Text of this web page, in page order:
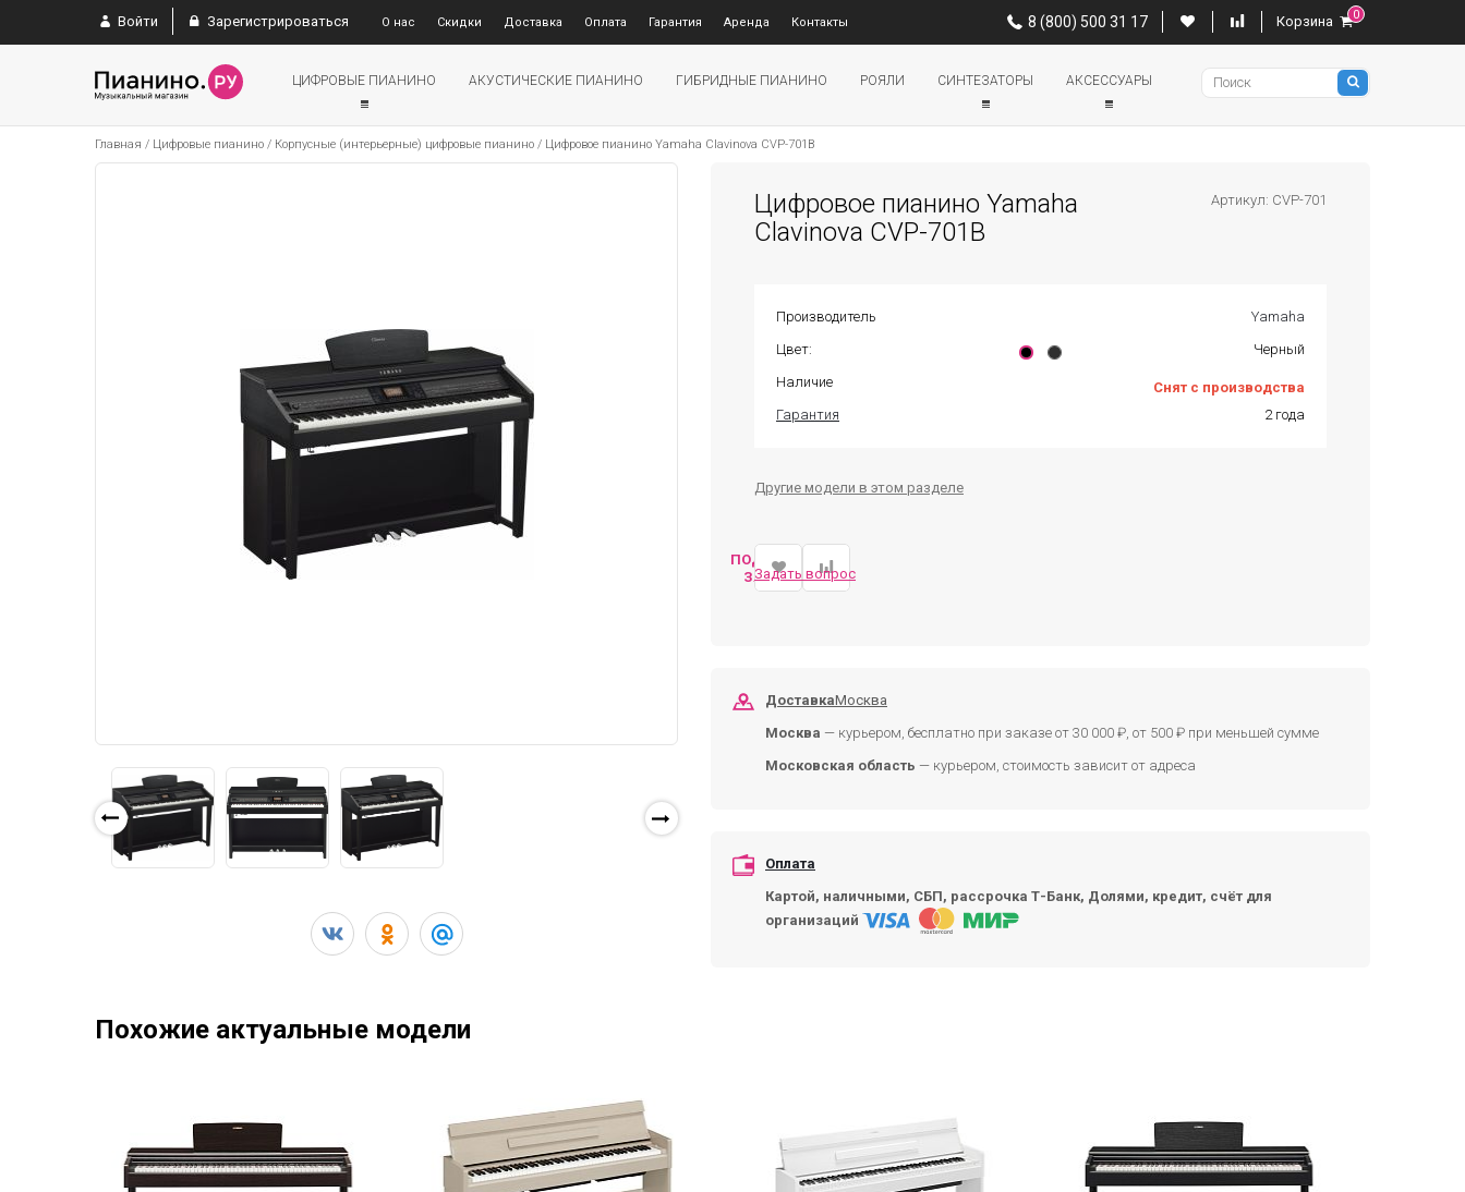
8 (800) 500 31 17 Корзина
Pianino
Войти Зарегистрироваться О нас Скидки Доставка Оплата Гарантия Аренда Контакты 8 (800) 500 31 17 Корзина 0
ЦИФРОВЫЕ ПИАНИНО АКУСТИЧЕСКИЕ ПИАНИНО ГИБРИДНЫЕ ПИАНИНО РОЯЛИ СИНТЕЗАТОРЫ АКСЕССУАРЫ
Главная / Цифровые пианино / Корпусные (интерьерные) цифровые пианино / Цифровое пианино Yamaha Clavinova CVP-701B
Цифровое пианино Yamaha
Clavinova CVP-701B
Артикул: CVP-701
Производитель
Yamaha
Цвет:
Черный
Наличие
Снят с производства
Гарантия
2 года
Другие модели в этом разделе
ПОДОБРАТЬ
ЗАМЕНУ
Задать вопрос
ДоставкаМосква
Москва — курьером, бесплатно при заказе от 30 000 ₽, от 500 ₽ при меньшей сумме
Московская область — курьером, стоимость зависит от адреса
Оплата
Картой, наличными, СБП, рассрочка Т-Банк, Долями, кредит, счёт для
организаций
Похожие актуальные модели